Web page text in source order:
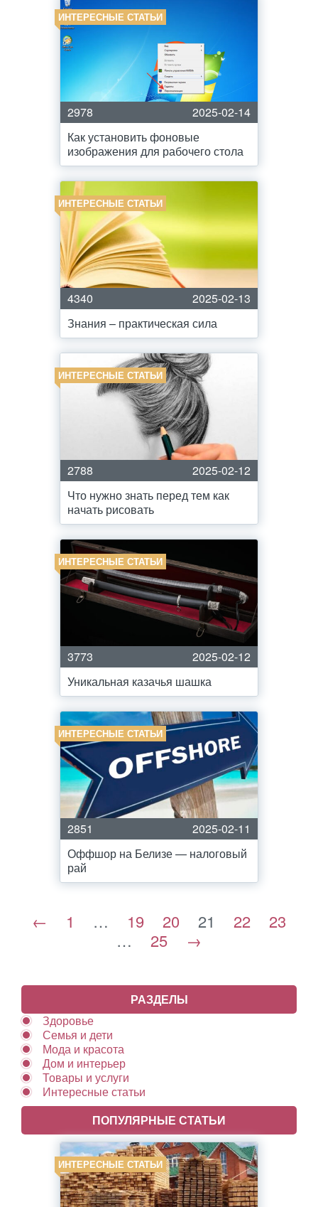
ИНТЕРЕСНЫЕ СТАТЬИ
2978
2025-02-14
Как установить фоновые
изображения для рабочего стола
ИНТЕРЕСНЫЕ СТАТЬИ
4340
2025-02-13
Знания – практическая сила
ИНТЕРЕСНЫЕ СТАТЬИ
2788
2025-02-12
Что нужно знать перед тем как
начать рисовать
ИНТЕРЕСНЫЕ СТАТЬИ
3773
2025-02-12
Уникальная казачья шашка
ИНТЕРЕСНЫЕ СТАТЬИ
2851
2025-02-11
Оффшор на Белизе — налоговый
рай
← 1 … 19 20 21 22
23
…
25 →
РАЗДЕЛЫ
Здоровье
Семья и дети
Мода и красота
Дом и интерьер
Товары и услуги
Интересные статьи
ПОПУЛЯРНЫЕ СТАТЬИ
ИНТЕРЕСНЫЕ СТАТЬИ